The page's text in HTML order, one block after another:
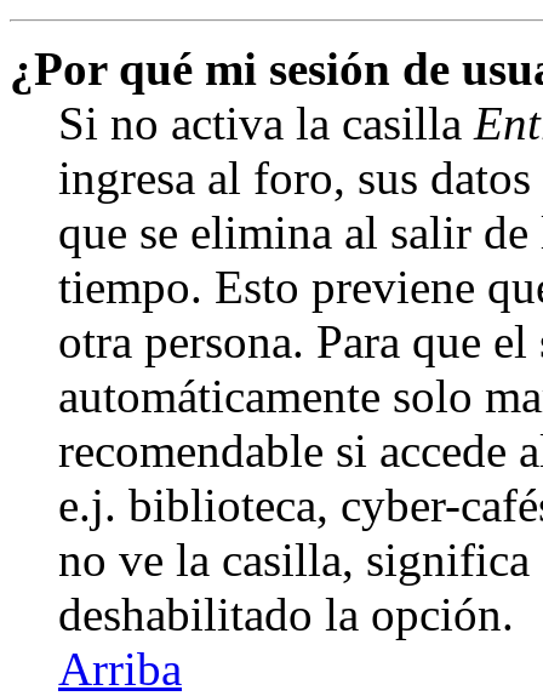
¿Por qué mi sesión de
Si no activa la casilla
ingresa al foro, sus
que se elimina al salir
tiempo. Esto previene
otra persona. Para que
automáticamente solo
recomendable si accede
e.j. biblioteca, cyber-
no ve la casilla,
deshabilitado la opción.
Arriba